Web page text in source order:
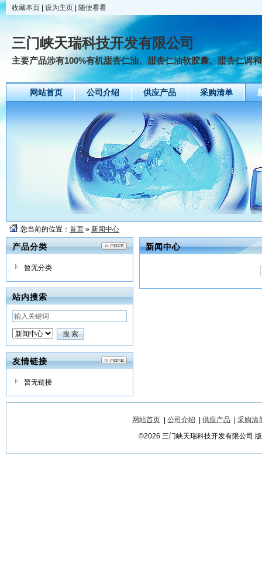
收藏本页 设为主页 随便看看
三门峡天瑞科技开发有限公司
主要产品涉有100%有机甜杏仁油、甜杏仁油软胶囊、甜杏仁调
网站首页 公司介绍 供应产品 采购清单
您当前的位置： 首页 » 新闻中心
产品分类
暂无分类
站内搜索
友情链接
暂无链接
新闻中心
网站首页 公司介绍 供应产品
采购清
©2026 三门峡天瑞科技开发有限公司